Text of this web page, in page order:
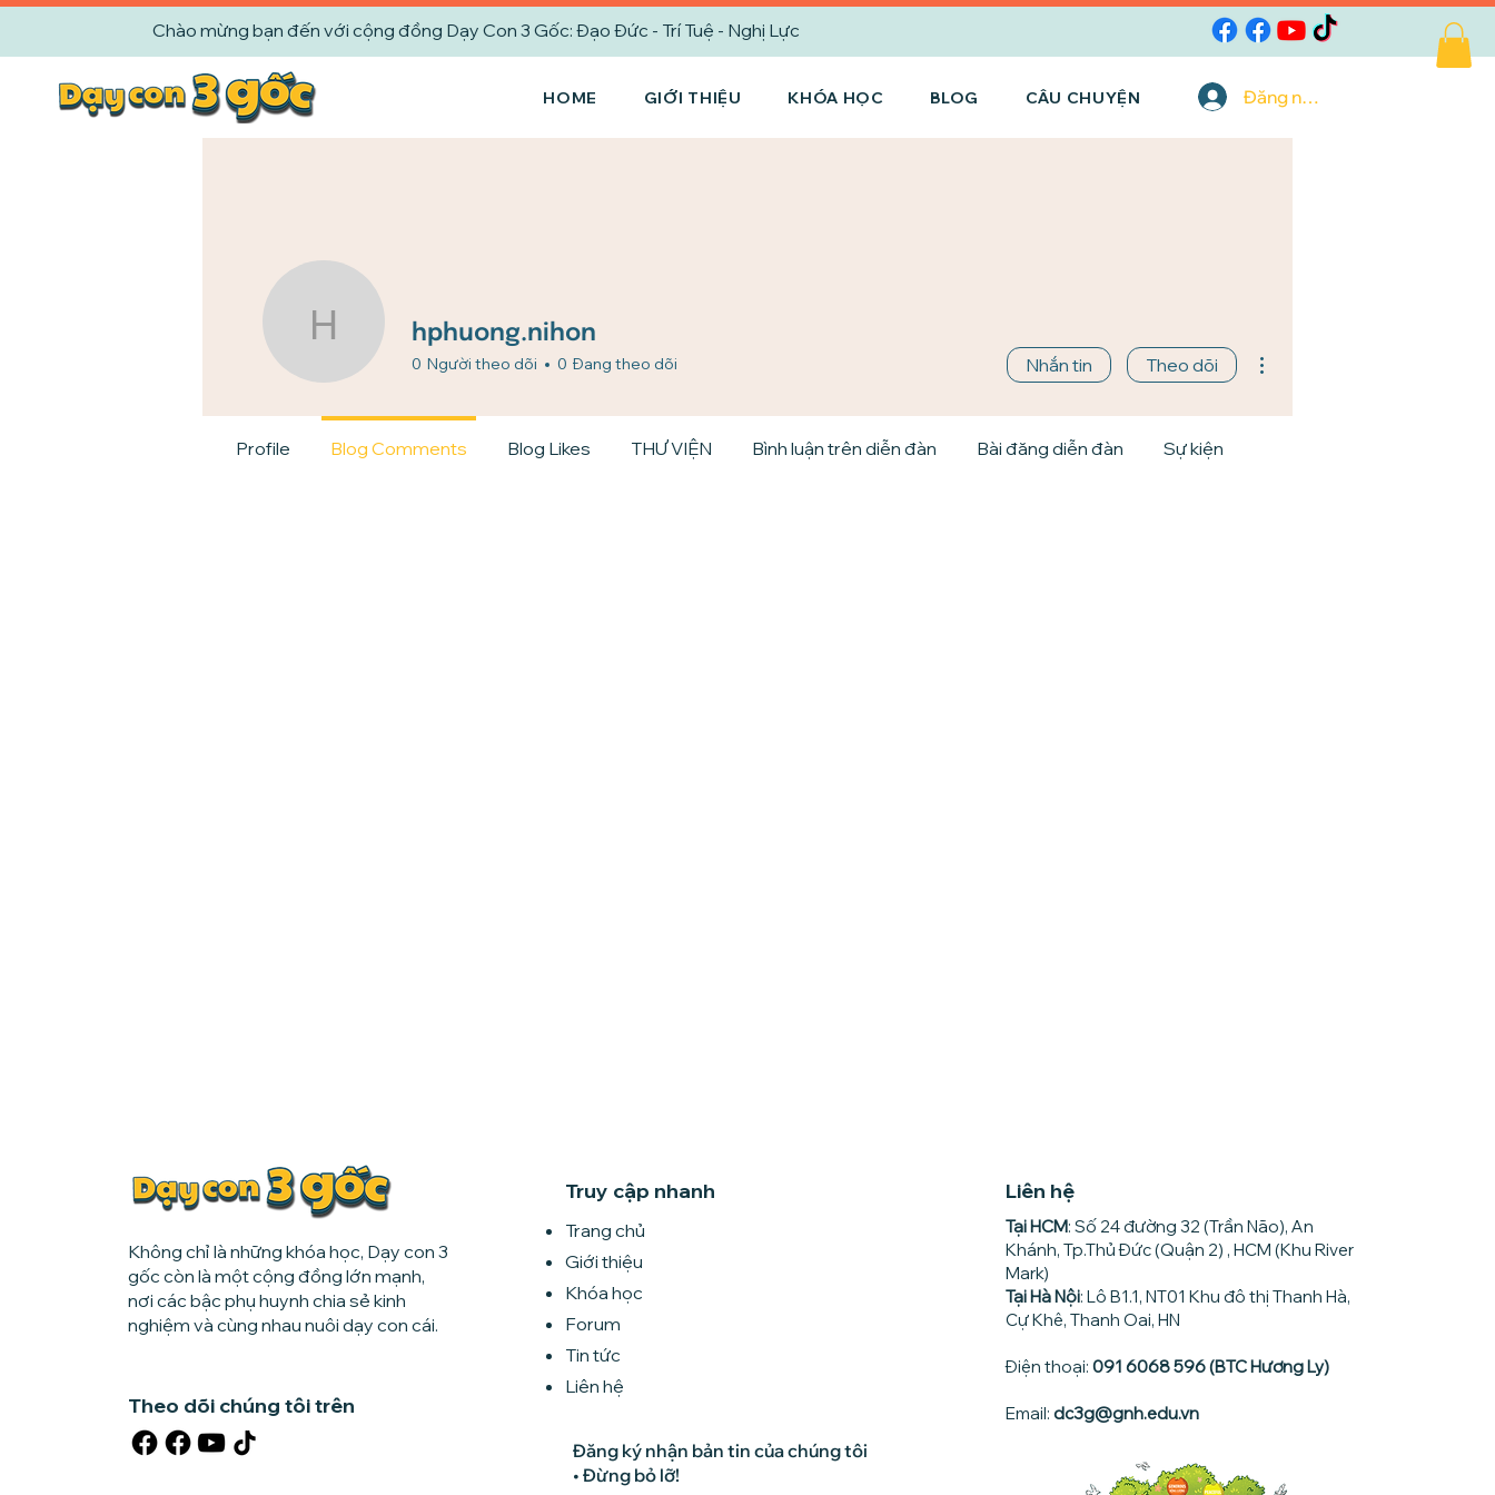
Chào mừng bạn đến với cộng đồng Dạy Con 3 Gốc: Đạo Đức - Trí Tuệ - Nghị Lực
HOME GIỚI THIỆU KHÓA HỌC BLOG CÂU CHUYỆN Đăng nhập
hphuong.nihon
hphuong.nihon
0 Người theo dõi 0 Đang theo dõi Nhắn tin Theo dõi
Profile Blog Comments Blog Likes THƯ VIỆN Bình luận trên diễn đàn Bài đăng diễn đàn Sự kiện
Không chỉ là những khóa học, Dạy con 3
gốc còn là một cộng đồng lớn mạnh,
nơi các bậc phụ huynh chia sẻ kinh
nghiệm và cùng nhau nuôi dạy con cái.
Theo dõi chúng tôi trên
Truy cập nhanh
Trang chủ
Giới thiệu
Khóa học
Forum
Tin tức
Liên hệ
Đăng ký nhận bản tin của chúng tôi
• Đừng bỏ lỡ!
Liên hệ
Tại HCM: Số 24 đường 32 (Trần Não), An
Khánh, Tp.Thủ Đức (Quận 2) , HCM (Khu River
Mark)
Tại Hà Nội: Lô B1.1, NT01 Khu đô thị Thanh Hà,
Cự Khê, Thanh Oai, HN
Điện thoại: 091 6068 596 (BTC Hương Ly)
Email: dc3g@gnh.edu.vn